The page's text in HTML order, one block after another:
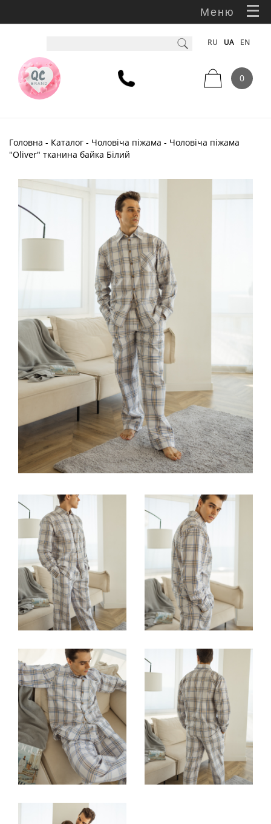
Меню
RU UA EN
0
Головна - Каталог - Чоловіча піжама - Чоловіча піжама
"Oliver" тканина байка Білий